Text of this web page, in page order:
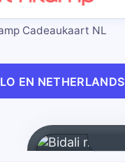
Cadeaukaart NL
EN NETHERLANDS